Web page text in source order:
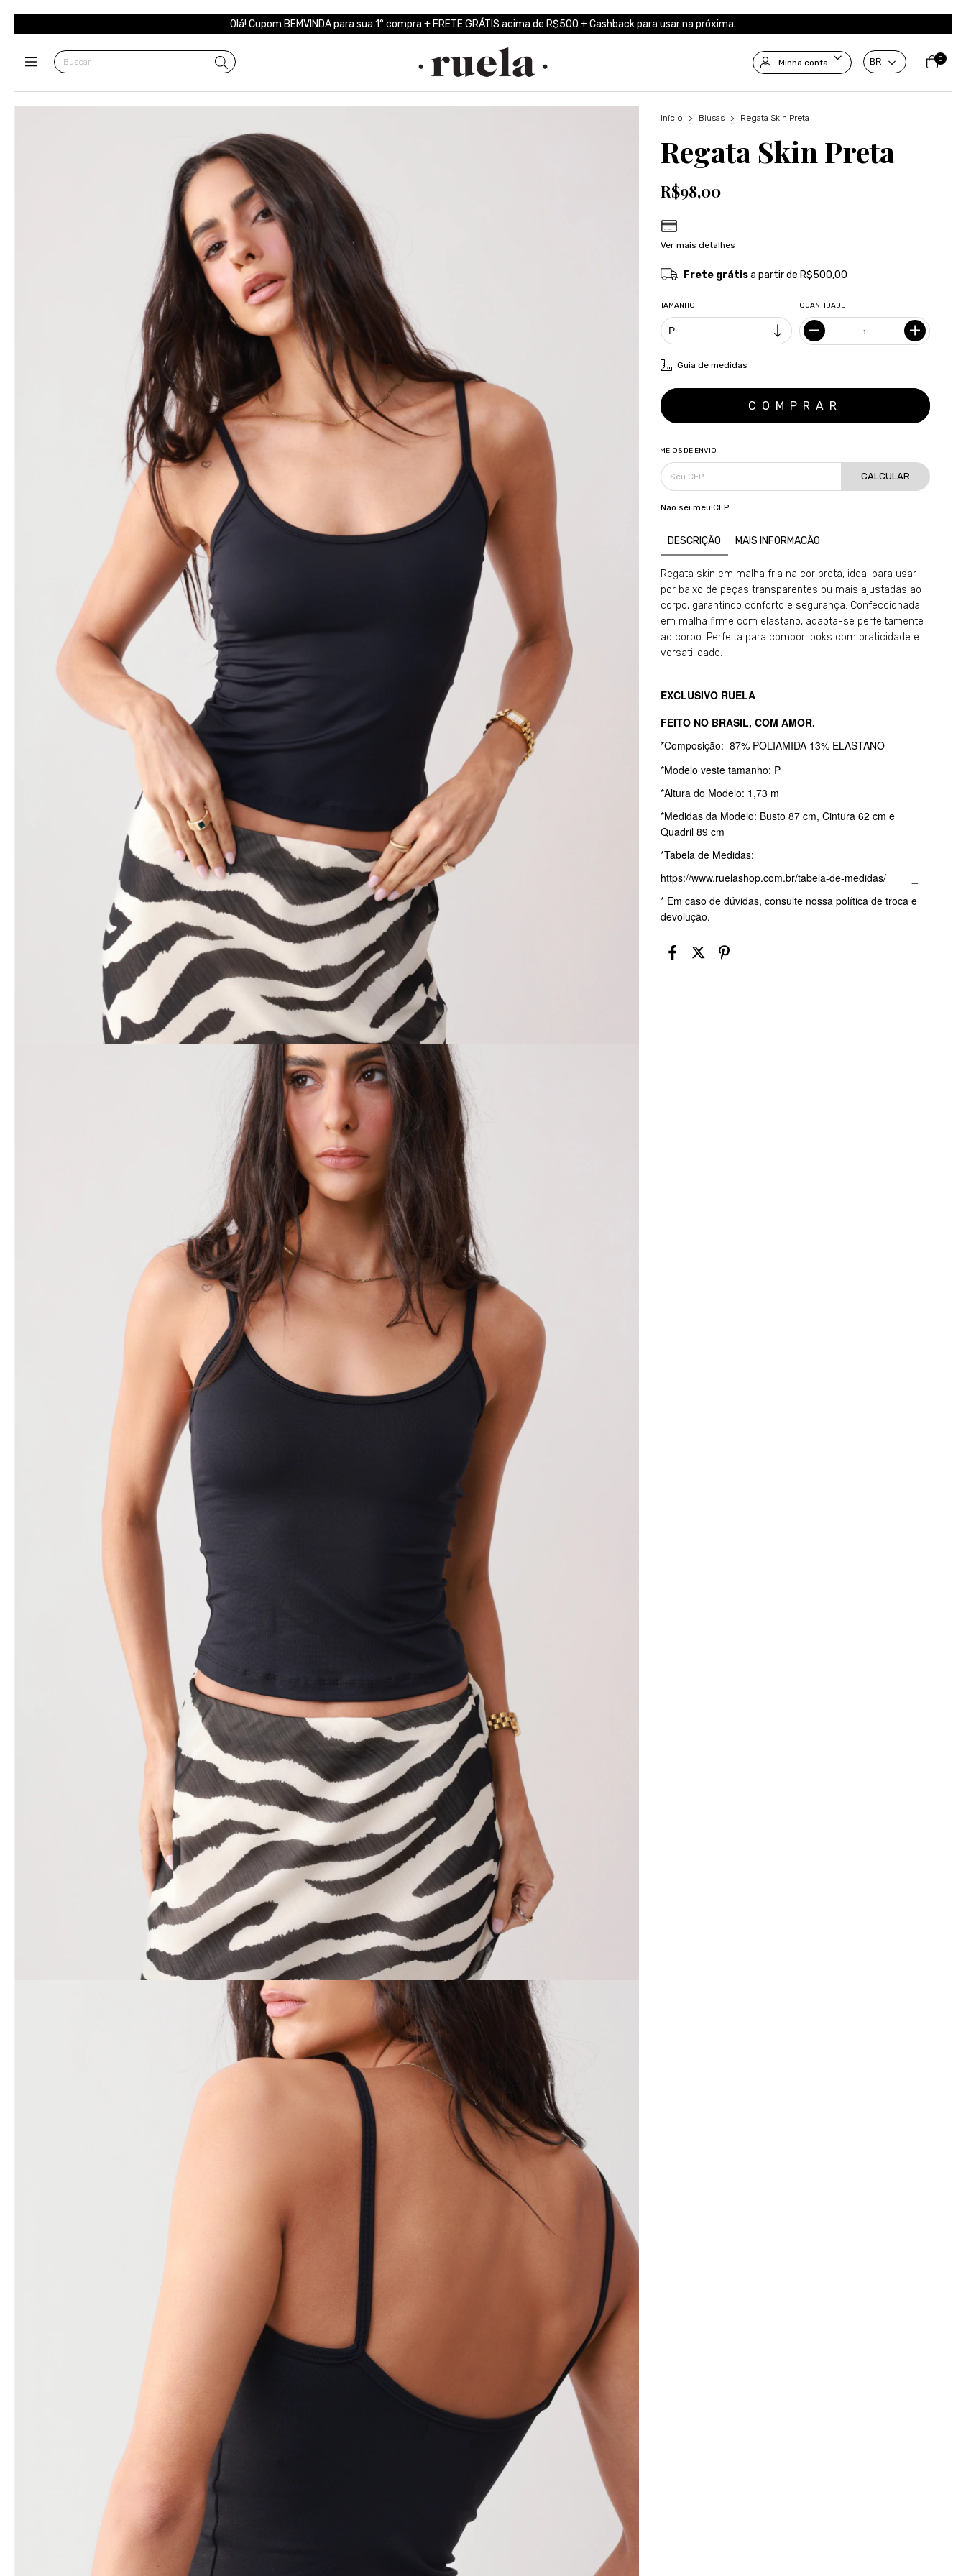
Olá! Cupom BEMVINDA para sua 1° compra + FRETE GRÁTIS acima de R$500 + Cashback para usar na próxima.
Minha conta 0
Início > Blusas > Regata Skin Preta
Regata Skin Preta
R$98,00
Ver mais detalhes
Frete grátisa partir de R$500,00
TAMANHO QUANTIDADE
Guia de medidas
MEIOS DE ENVIO
CALCULAR
Não sei meu CEP
DESCRIÇÃO MAIS INFORMACÃO
Regata skin em malha fria na cor preta, ideal para usar
por baixo de peças transparentes ou mais ajustadas ao
corpo, garantindo conforto e segurança. Confeccionada
em malha firme com elastano, adapta-se perfeitamente
ao corpo. Perfeita para compor looks com praticidade e
versatilidade.
EXCLUSIVO RUELA
FEITO NO BRASIL, COM AMOR.
*Composição: 87% POLIAMIDA 13% ELASTANO
*Modelo veste tamanho: P
*Altura do Modelo: 1,73 m
*Medidas da Modelo: Busto 87 cm, Cintura 62 cm e
Quadril 89 cm
*Tabela de Medidas:
https://www.ruelashop.com.br/tabela-de-medidas/
* Em caso de dúvidas, consulte nossa política de troca e
devolução.